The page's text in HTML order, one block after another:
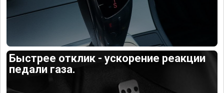
Быстрее отклик - ускорение реакции
педали газа.